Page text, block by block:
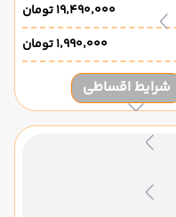
۱۹٬۴۹۰٬۰۰۰ تومان
۱٬۹۹۰٬۰۰۰ تومان
شرایط اقساطی